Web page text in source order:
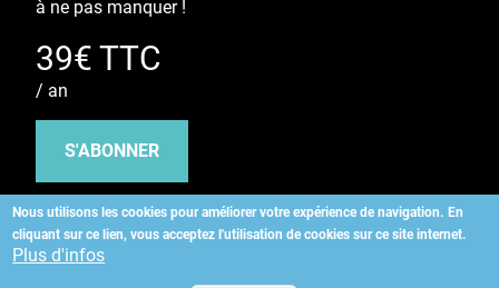
Nous utilisons les cookies pour améliorer votre expérience de navigation. En
cliquant sur ce lien, vous acceptez l'utilisation de cookies sur ce site internet.
Plus d'infos
à ne pas manquer !
39€ TTC
/ an
S'ABONNER
Copyright©2026 ALLIEDHEALTH